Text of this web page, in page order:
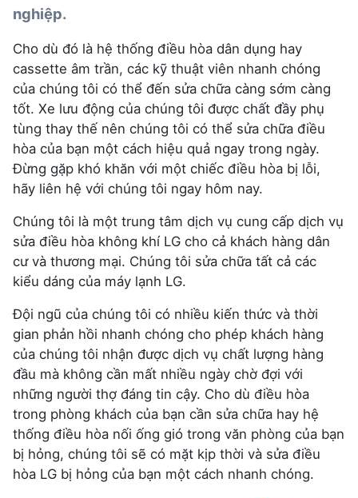
nghiệp.
Cho dù đó là hệ thống điều hòa dân dụng hay
cassette âm trần, các kỹ thuật viên nhanh chóng
của chúng tôi có thể đến sửa chữa càng sớm càng
tốt. Xe lưu động của chúng tôi được chất đầy phụ
tùng thay thế nên chúng tôi có thể sửa chữa điều
hòa của bạn một cách hiệu quả ngay trong ngày.
Đừng gặp khó khăn với một chiếc điều hòa bị lỗi,
hãy liên hệ với chúng tôi ngay hôm nay.
Chúng tôi là một trung tâm dịch vụ cung cấp dịch vụ
sửa điều hòa không khí LG cho cả khách hàng dân
cư và thương mại. Chúng tôi sửa chữa tất cả các
kiểu dáng của máy lạnh LG.
Đội ngũ của chúng tôi có nhiều kiến ​​thức và thời
gian phản hồi nhanh chóng cho phép khách hàng
của chúng tôi nhận được dịch vụ chất lượng hàng
đầu mà không cần mất nhiều ngày chờ đợi với
những người thợ đáng tin cậy. Cho dù điều hòa
trong phòng khách của bạn cần sửa chữa hay hệ
thống điều hòa nối ống gió trong văn phòng của bạn
bị hỏng, chúng tôi sẽ có mặt kịp thời và sửa điều
hòa LG bị hỏng của bạn một cách nhanh chóng.